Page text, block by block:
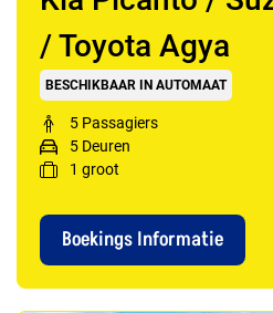
/ Toyota Agya
BESCHIKBAAR IN AUTOMAAT
5 Passagiers
5 Deuren
1 groot
Boekings Informatie